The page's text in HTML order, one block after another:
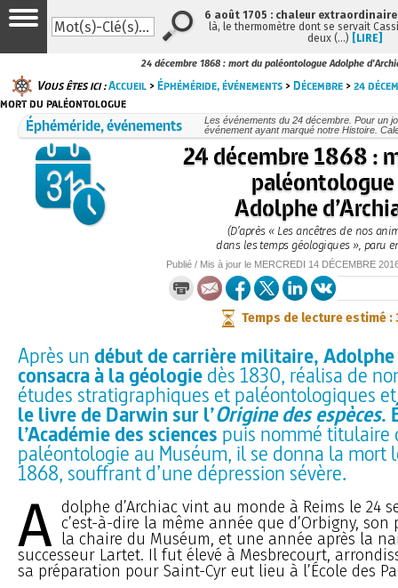
24 décembre 1868 : mort du paléontologue Adolphe
Vous êtes ici :Accueil >Éphéméride, événements >Décembre >24
mort du paléontologue
Éphéméride, événements
Les événements du 24 décembre. Pour un
événement ayant marqué notre Histoire.
24 décembre 1868 :
paléontologue
Adolphe
(D’après « Les ancêtres de nos
dans les temps géologiques », paru
Publié / Mis à jour le MERCREDI 14 DÉCEMBRE
Temps de lecture estimé :
Après undébut de carrière militaire, Adolphe
consacra à la géologiedès 1830, réalisa de
études stratigraphiques et paléontologiques
le livre de Darwin sur l’Origine des espèces.
l’Académie des sciences puis nommé titulaire
paléontologie au Muséum, il se donna la mort
1868, souffrant d’une dépression sévère.
A dolphe d’Archiac vint au monde à Reims le 24
c’est-à-dire la même année que d’Orbigny, son
la chaire du Muséum, et une année après la
successeur Lartet. Il fut élevé à Mesbrecourt,
sa préparation pour Saint-Cyr eut lieu à l’École des
6 août 1705 : chaleur
là, le thermomètre dont se servait
deux (…) [LIRE]